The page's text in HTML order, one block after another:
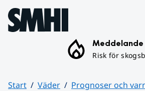
Hoppa till sidans innehåll
Meddelande
Risk för
Start Väder
Prognoser och